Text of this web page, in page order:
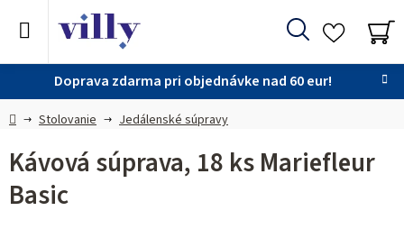
Doprava zdarma pri objednávke nad 60 eur!
Hľadať
DomovStolovanie Jedálenské súpravy
Kávová súprava, 18 ks Mariefleur
Basic